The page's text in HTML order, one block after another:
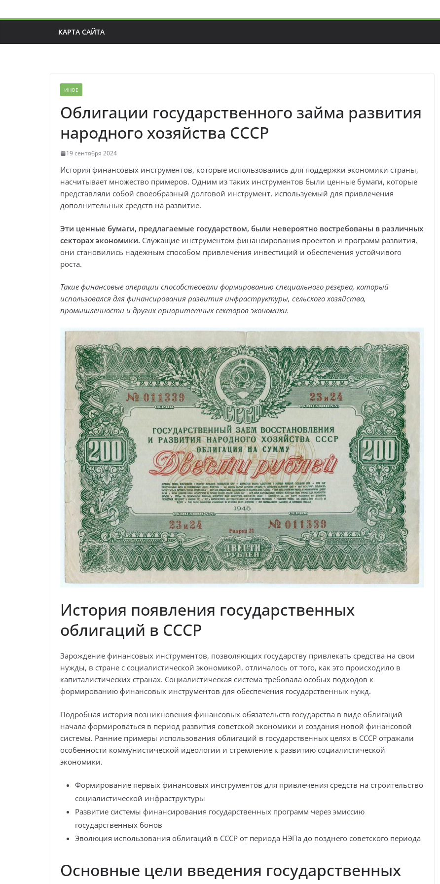
КАРТА САЙТА
ИНОЕ
Облигации государственного займа развития
народного хозяйства СССР
19 сентября 2024
История финансовых инструментов, которые использовались для поддержки экономики страны,
насчитывает множество примеров. Одним из таких инструментов были ценные бумаги, которые
представляли собой своеобразный долговой инструмент, используемый для привлечения
дополнительных средств на развитие.
Эти ценные бумаги, предлагаемые государством, были невероятно востребованы в различных
секторах экономики. Служащие инструментом финансирования проектов и программ развития,
они становились надежным способом привлечения инвестиций и обеспечения устойчивого
роста.
Такие финансовые операции способствовали формированию специального резерва, который
использовался для финансирования развития инфраструктуры, сельского хозяйства,
промышленности и других приоритетных секторов экономики.
История появления государственных
облигаций в СССР
Зарождение финансовых инструментов, позволяющих государству привлекать средства на свои
нужды, в стране с социалистической экономикой, отличалось от того, как это происходило в
капиталистических странах. Социалистическая система требовала особых подходов к
формированию финансовых инструментов для обеспечения государственных нужд.
Подробная история возникновения финансовых обязательств государства в виде облигаций
начала формироваться в период развития советской экономики и создания новой финансовой
системы. Ранние примеры использования облигаций в государственных целях в СССР отражали
особенности коммунистической идеологии и стремление к развитию социалистической
экономики.
Формирование первых финансовых инструментов для привлечения средств на строительство
социалистической инфраструктуры
Развитие системы финансирования государственных программ через эмиссию
государственных бонов
Эволюция использования облигаций в СССР от периода НЭПа до позднего советского периода
Основные цели введения государственных